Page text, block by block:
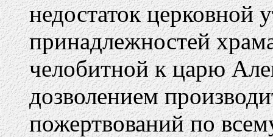
недостаток церковной
принадлежностей
челобитной к царю
дозволением
пожертвований по